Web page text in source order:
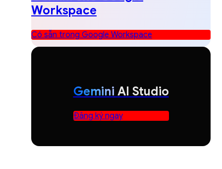
Workspace
Có sẵn trong Google Workspace
Gemini AI Studio
Đăng ký ngay